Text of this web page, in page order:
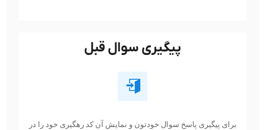
پیگیری سوال قبل
برای پیگیری پاسخ سوال خودتون و نمایش آن کد رهگیری خود را در